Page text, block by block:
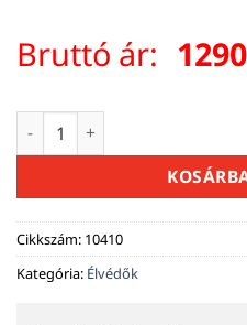
Bruttó ár: 1290
Műanyag élvédő L profil
Cikkszám: 10410
Kategória: Élvédők